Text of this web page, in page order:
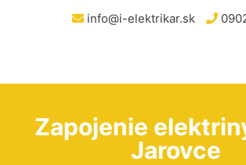
info@i-elektrikar.sk
Zapojenie
Jarovce